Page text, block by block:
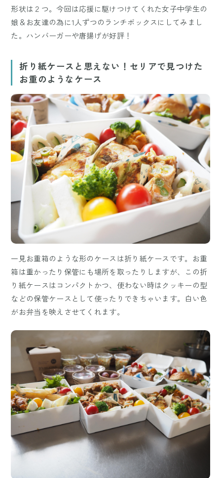
形状は２つ。今回は応援に駆けつけてくれた女子中学生の
娘＆お友達の為に1人ずつのランチボックスにしてみまし
た。ハンバーガーや唐揚げが好評！
折り紙ケースと思えない！セリアで見つけた
お重のようなケース
一見お重箱のような形のケースは折り紙ケースです。お重
箱は重かったり保管にも場所を取ったりしますが、この折
り紙ケースはコンパクトかつ、使わない時はクッキーの型
などの保管ケースとして使ったりできちゃいます。白い色
がお弁当を映えさせてくれます。